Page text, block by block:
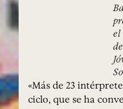
el
de
«Más de 23
ciclo, que se ha